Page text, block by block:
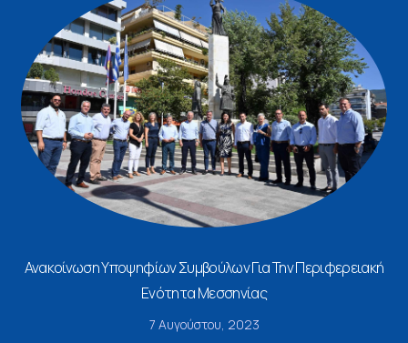
Ανακοίνωση Υποψηφίων Συμβούλων Για Την Περιφερειακή
Ενότητα Μεσσηνίας
7 Αυγούστου, 2023